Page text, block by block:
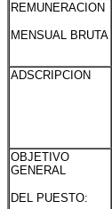
REMUNERACION
MENSUAL BRUTA
ADSCRIPCION
OBJETIVO
GENERAL
DEL PUESTO: